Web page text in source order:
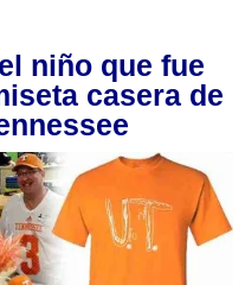
niño que fue
casera de